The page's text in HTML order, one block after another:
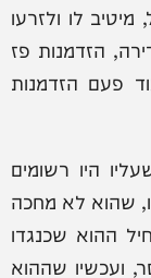
לו ולזרעו
הזדמנות פז
פעם הזדמנות
היו רשומים
שהוא לא מחכה
ההוא שכנגדו
ועכשיו שההוא